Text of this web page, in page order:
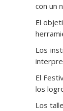
con un
El
Los
El
los
Los